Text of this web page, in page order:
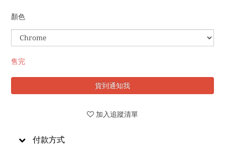
顏色
售完
貨到通知我
加入追蹤清單
付款方式